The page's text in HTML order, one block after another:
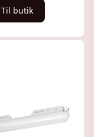
Til butik